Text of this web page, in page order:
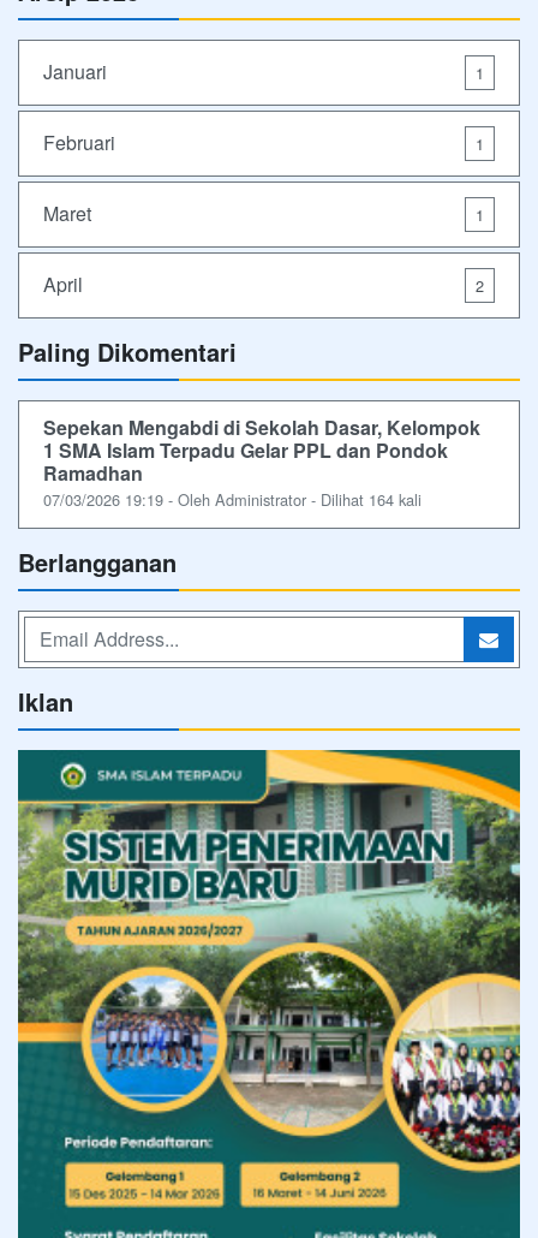
Januari 1
Februari 1
Maret 1
April 2
Paling Dikomentari
Sepekan Mengabdi di Sekolah Dasar, Kelompok
1 SMA Islam Terpadu Gelar PPL dan Pondok
Ramadhan
07/03/2026 19:19 - Oleh Administrator - Dilihat 164 kali
Berlangganan
Iklan